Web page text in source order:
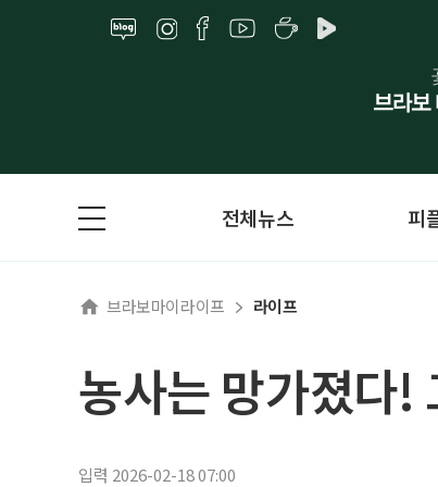
전체뉴스 피
브라보마이라이프 라이프
농사는 망가졌다!
입력 2026-02-18 07:00